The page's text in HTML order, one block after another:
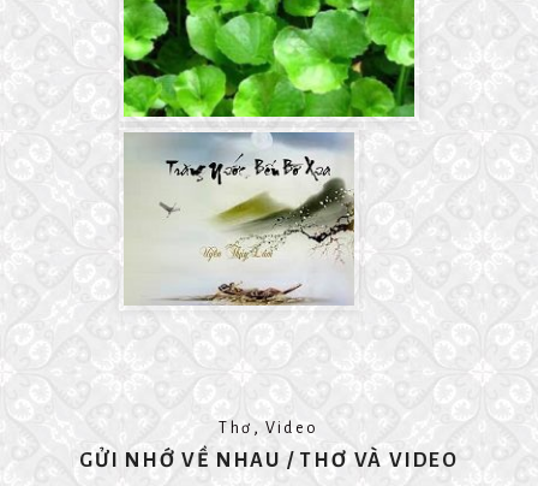
Thơ ,Video
GỬI NHỚ VỀ NHAU / THƠ VÀ VIDEO